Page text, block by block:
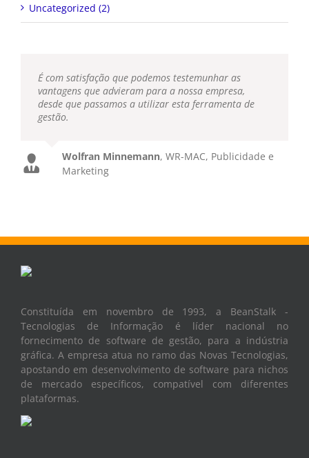
Uncategorized (2)
É com satisfação que podemos testemunhar as
vantagens que advieram para a nossa empresa,
desde que passamos a utilizar esta ferramenta de
gestão.
Wolfran Minnemann, WR-MAC, Publicidade e
Marketing
Constituída em novembro de 1993, a BeanStalk -
Tecnologias de Informação é líder nacional no
fornecimento de software de gestão, para a indústria
gráfica. A empresa atua no ramo das Novas Tecnologias,
apostando em desenvolvimento de software para nichos
de mercado específicos, compatível com diferentes
plataformas.